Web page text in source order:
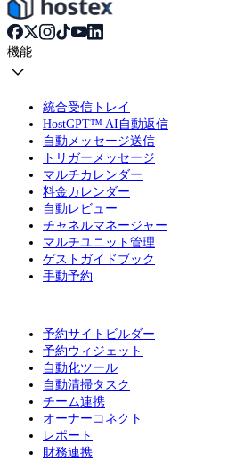
機能
統合受信トレイ
HostGPT™ AI自動返信
自動メッセージ送信
トリガーメッセージ
マルチカレンダー
料金カレンダー
自動レビュー
チャネルマネージャー
マルチユニット管理
ゲストガイドブック
手動予約
予約サイトビルダー
予約ウィジェット
自動化ツール
自動清掃タスク
チーム連携
オーナーコネクト
レポート
財務連携